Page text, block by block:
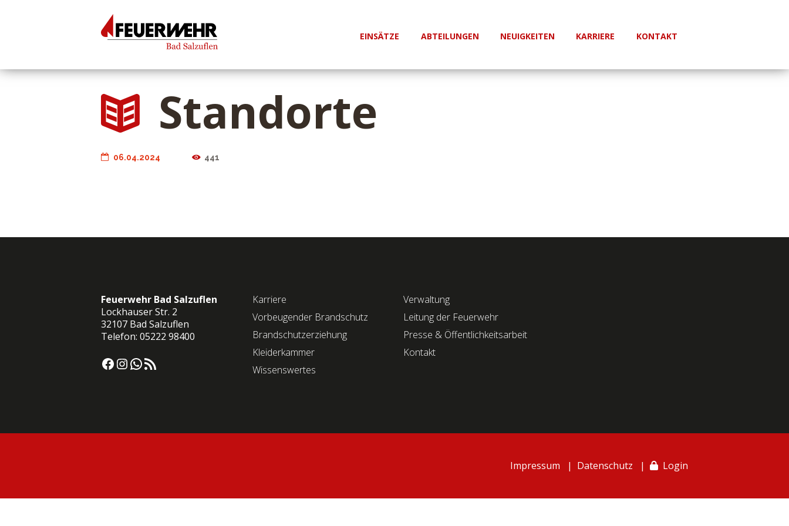
EINSÄTZE ABTEILUNGEN NEUIGKEITEN KARRIERE KONTAKT
Standorte
06.04.2024 441
Feuerwehr Bad Salzuflen
Lockhauser Str. 2
32107 Bad Salzuflen
Telefon: 05222 98400
Facebook InstagramWhatsApp RSS-Feed
Karriere
Vorbeugender Brandschutz
Brandschutzerziehung
Kleiderkammer
Wissenswertes
Verwaltung
Leitung der Feuerwehr
Presse & Öffentlichkeitsarbeit
Kontakt
Impressum Datenschutz Login